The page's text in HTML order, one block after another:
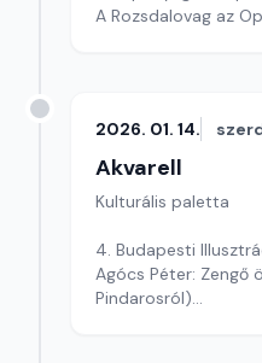
A Rozsdalovag az
2026. 01. 14.
Akvarell
Kulturális paletta
4. Budapesti
Agócs Péter: Zengő
Pindarosról)